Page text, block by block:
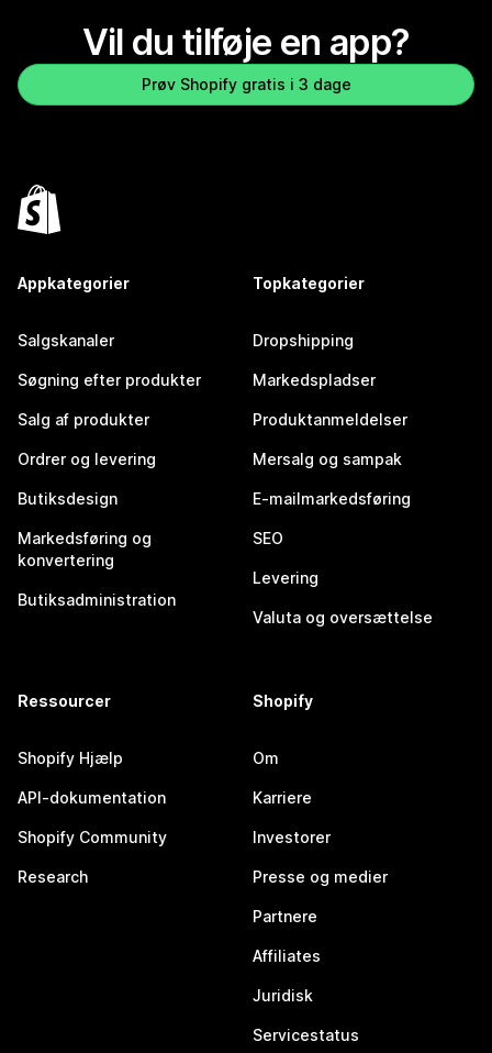
Vil du tilføje en app?
Prøv Shopify gratis i 3 dage
Appkategorier
Salgskanaler
Søgning efter produkter
Salg af produkter
Ordrer og levering
Butiksdesign
Markedsføring og
konvertering
Butiksadministration
Topkategorier
Dropshipping
Markedspladser
Produktanmeldelser
Mersalg og sampak
E-mailmarkedsføring
SEO
Levering
Valuta og oversættelse
Ressourcer
Shopify Hjælp
API-dokumentation
Shopify Community
Research
Shopify
Om
Karriere
Investorer
Presse og medier
Partnere
Affiliates
Juridisk
Servicestatus